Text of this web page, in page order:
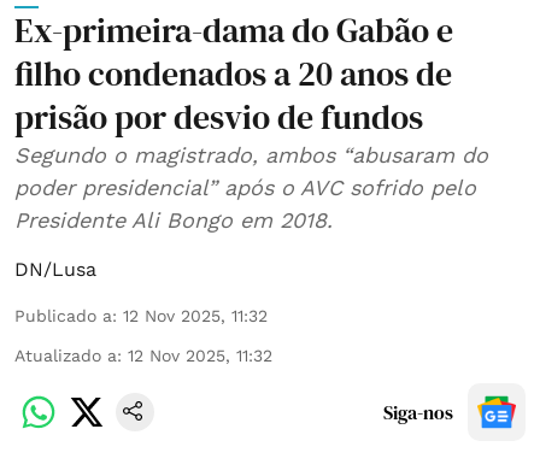
Ex-primeira-dama do Gabão e
filho condenados a 20 anos de
prisão por desvio de fundos
Segundo o magistrado, ambos “abusaram do
poder presidencial” após o AVC sofrido pelo
Presidente Ali Bongo em 2018.
DN/Lusa
Publicado a: 12 Nov 2025, 11:32
Atualizado a: 12 Nov 2025, 11:32
Siga-nos